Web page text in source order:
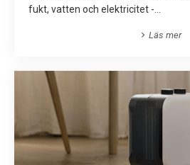
fukt, vatten och elektricitet -...
Läs mer